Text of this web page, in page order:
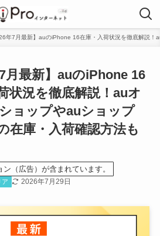
年7月最新】auのiPhone 16在庫・入荷状況を徹底解説
7月最新】auのiPhone 16
状況を徹底解説！auオ
ョップやauショップ
在庫・入荷確認方法も
（広告）が含まれています。
ア 2026年7月29日